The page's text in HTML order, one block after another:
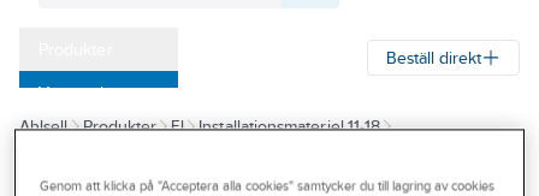
Varumärken
Kampanjer
Outlet
Beställ direkt
Ahlsell Produkter El
Installationsmateriel 11-18
Genom att klicka på "Acceptera alla cookies" samtycker du till lagring av cookies